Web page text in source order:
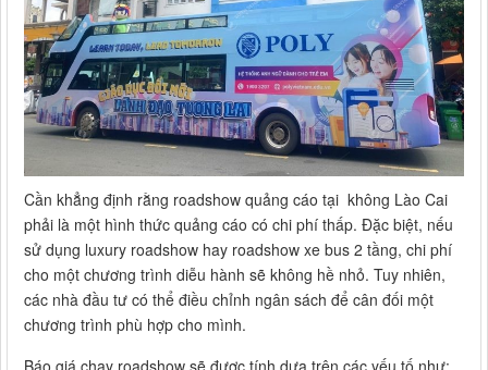
Cần khẳng định rằng roadshow quảng cáo tại không Lào Cai
phải là một hình thức quảng cáo có chi phí thấp. Đặc biệt, nếu
sử dụng luxury roadshow hay roadshow xe bus 2 tầng, chi phí
cho một chương trình diễu hành sẽ không hề nhỏ. Tuy nhiên,
các nhà đầu tư có thể điều chỉnh ngân sách để cân đối một
chương trình phù hợp cho mình.
Báo giá chạy roadshow sẽ được tính dựa trên các yếu tố như: